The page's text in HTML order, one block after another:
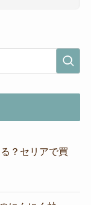
？セリアで買